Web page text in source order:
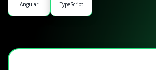
Angular TypeScript